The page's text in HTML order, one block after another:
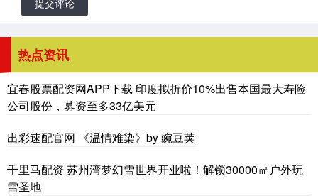
提交评论
热点资讯
宜春股票配资网APP下载 印度拟折价10%出售本国最大寿险
公司股份，募资至多33亿美元
出彩速配官网 《温情难染》by 豌豆荚
千里马配资 苏州湾梦幻雪世界开业啦！解锁30000㎡户外玩
雪圣地